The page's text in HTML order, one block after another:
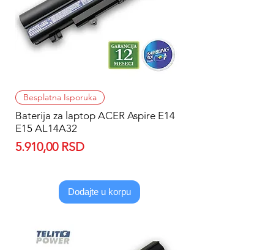
Quick View
Besplatna Isporuka
Baterija za laptop ACER Aspire E14
E15 AL14A32
Price
5.910,00 RSD
Dodajte u korpu